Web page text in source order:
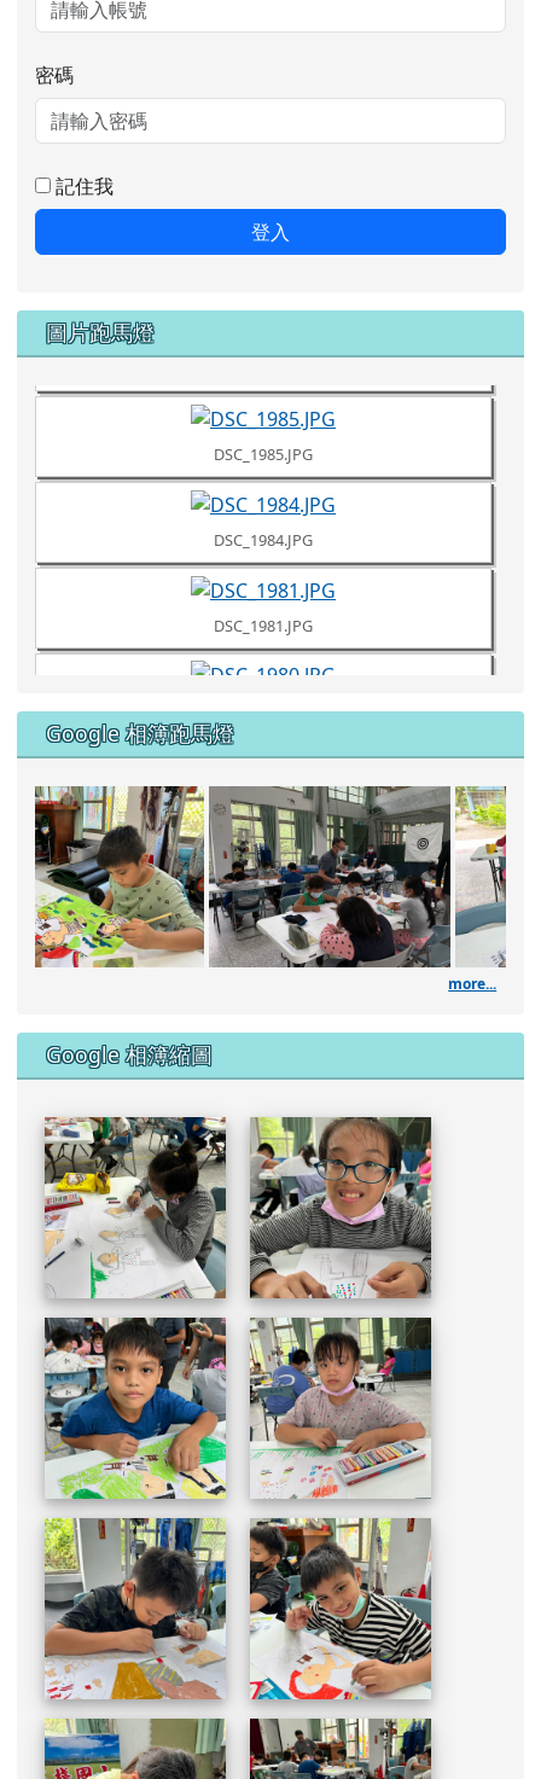
密碼
記住我
登入
圖片跑馬燈
DSC_1987.JPG
DSC_1985.JPG
DSC_1984.JPG
DSC_1981.JPG
DSC_1960.JPG
DSC_1957.JPG
DSC_1953.JPG
DSC_1951.JPG
DSC_1949.JPG
Google 相簿跑馬燈
111學年度藝術深耕繪畫課
more...
Google 相簿縮圖